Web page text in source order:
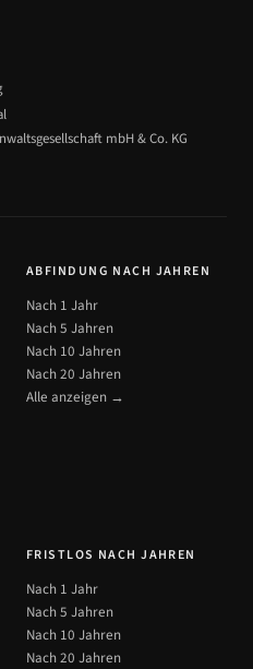
mbH & Co. KG
ABFINDUNG NACH JAHREN
Nach 1 Jahr
Nach 5 Jahren
Nach 10 Jahren
Nach 20 Jahren
Alle anzeigen →
FRISTLOS NACH JAHREN
Nach 1 Jahr
Nach 5 Jahren
Nach 10 Jahren
Nach 20 Jahren